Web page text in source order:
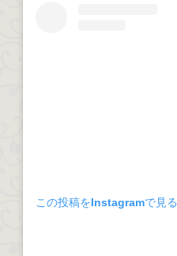
この投稿をInstagramで見る